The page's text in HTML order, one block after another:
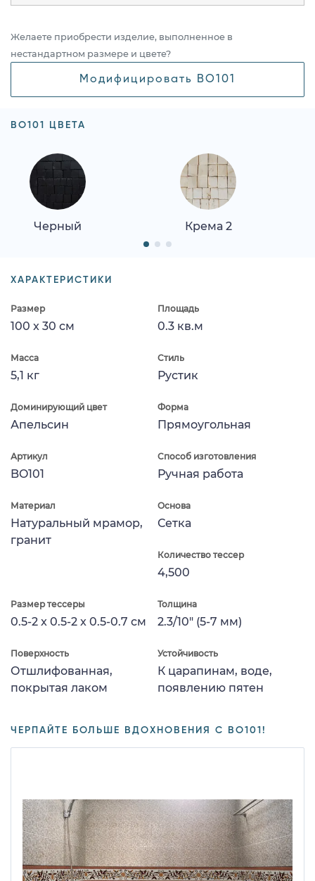
Желаете приобрести изделие, выполненное в
нестандартном размере и цвете?
Модифицировать BO101
BO101 ЦВЕТА
Черный Крема 2
ХАРАКТЕРИСТИКИ
Размер
100 x 30 см
Площадь
0.3 кв.м
Масса
5,1 кг
Стиль
Рустик
Доминирующий цвет
Апельсин
Форма
Прямоугольная
Артикул
BO101
Способ изготовления
Ручная работа
Материал
Натуральный мрамор,
гранит
Основа
Сетка
Количество тессер
4,500
Размер тессеры
0.5-2 x 0.5-2 x 0.5-0.7 см
Толщина
2.3/10" (5-7 мм)
Поверхность
Отшлифованная,
покрытая лаком
Устойчивость
К царапинам, воде,
появлению пятен
ЧЕРПАЙТЕ БОЛЬШЕ ВДОХНОВЕНИЯ С BO101!